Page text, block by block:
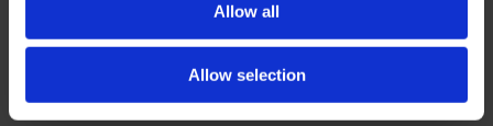
Allow all
Allow selection